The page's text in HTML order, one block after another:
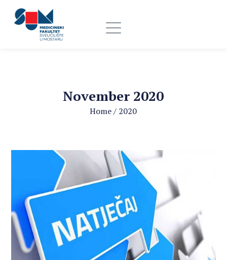
November 2020
Home/ 2020